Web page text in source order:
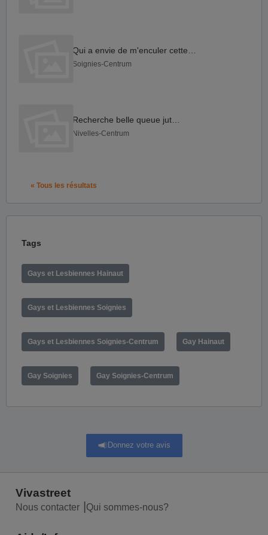
Soignies-Centrum
Nivelles-Centrum
« Tous les résultats
Tags
Gays et Lesbiennes Hainaut
Gays et Lesbiennes Soignies
Gays et Lesbiennes Soignies-Centrum Gay Hainaut
Gay Soignies Gay Soignies-Centrum
Donnez votre avis
Vivastreet
Nous contacter Qui sommes-nous?